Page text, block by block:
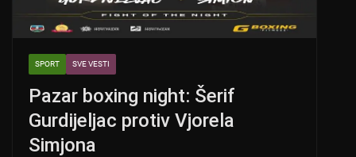
SPORT SVE VESTI
Pazar boxing night: Šerif
Gurdijeljac protiv Vjorela
Simjona